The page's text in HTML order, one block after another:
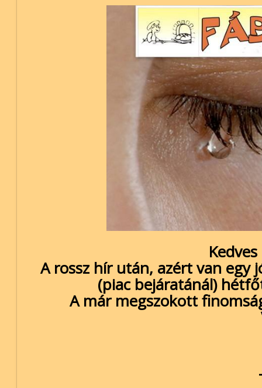
A rossz hír után, azért van egy
(piac bejáratánál)
A már megszokott